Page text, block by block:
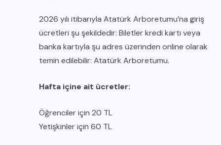
2026 yılı itibarıyla Atatürk Arboretumu’na giriş
ücretleri şu şekildedir: Biletler kredi kartı veya
banka kartıyla şu adres üzerinden online olarak
temin edilebilir: Atatürk Arboretumu.
Hafta içine ait ücretler:
Öğrenciler için 20 TL
Yetişkinler için 60 TL